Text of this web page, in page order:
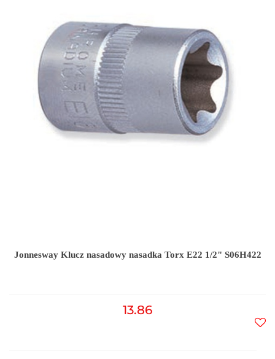
Jonnesway Klucz nasadowy nasadka Torx E22 1/2" S06H422
13.86